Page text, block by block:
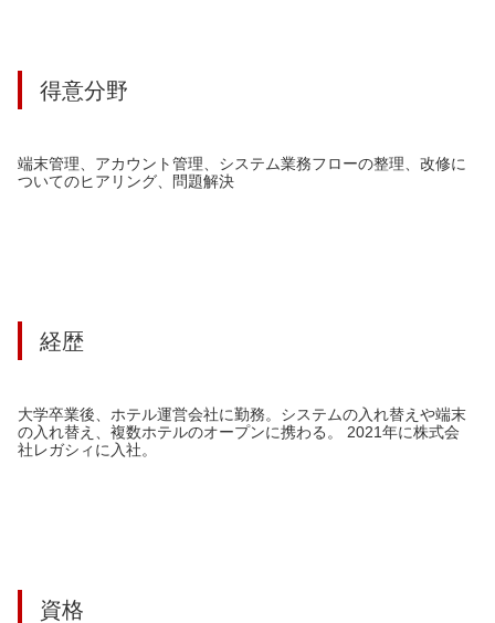
得意分野
端末管理、アカウント管理、システム業務フローの整理、改修に
ついてのヒアリング、問題解決
経歴
大学卒業後、ホテル運営会社に勤務。システムの入れ替えや端末
の入れ替え、複数ホテルのオープンに携わる。 2021年に株式会
社レガシィに入社。
資格